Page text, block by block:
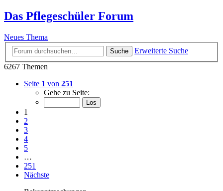
Das Pflegeschüler Forum
Neues Thema
Suche
Erweiterte Suche
6267 Themen
Seite 1 von 251
Gehe zu Seite:
1
2
3
4
5
…
251
Nächste